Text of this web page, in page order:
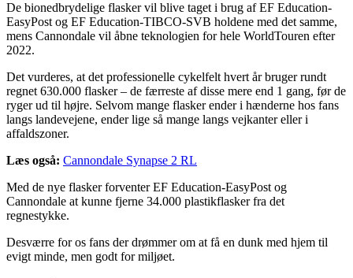
De bionedbrydelige flasker vil blive taget i brug af EF Education-
EasyPost og EF Education-TIBCO-SVB holdene med det samme,
mens Cannondale vil åbne teknologien for hele WorldTouren efter
2022.
Det vurderes, at det professionelle cykelfelt hvert år bruger rundt
regnet 630.000 flasker – de færreste af disse mere end 1 gang, før de
ryger ud til højre. Selvom mange flasker ender i hænderne hos fans
langs landevejene, ender lige så mange langs vejkanter eller i
affaldszoner.
Læs også: Cannondale Synapse 2 RL
Med de nye flasker forventer EF Education-EasyPost og
Cannondale at kunne fjerne 34.000 plastikflasker fra det
regnestykke.
Desværre for os fans der drømmer om at få en dunk med hjem til
evigt minde, men godt for miljøet.